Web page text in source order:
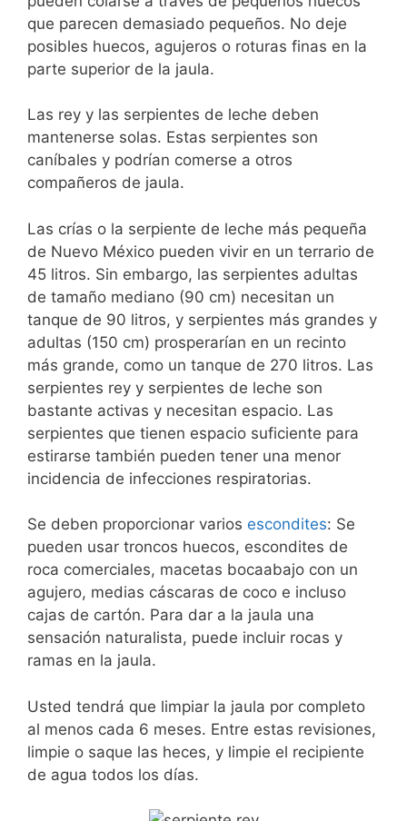
que parecen demasiado pequeños. No deje
posibles huecos, agujeros o roturas finas en la
parte superior de la jaula.
Las rey y las serpientes de leche deben
mantenerse solas. Estas serpientes son
caníbales y podrían comerse a otros
compañeros de jaula.
Las crías o la serpiente de leche más pequeña
de Nuevo México pueden vivir en un terrario de
45 litros. Sin embargo, las serpientes adultas
de tamaño mediano (90 cm) necesitan un
tanque de 90 litros, y serpientes más grandes y
adultas (150 cm) prosperarían en un recinto
más grande, como un tanque de 270 litros. Las
serpientes rey y serpientes de leche son
bastante activas y necesitan espacio. Las
serpientes que tienen espacio suficiente para
estirarse también pueden tener una menor
incidencia de infecciones respiratorias.
Se deben proporcionar varios escondites: Se
pueden usar troncos huecos, escondites de
roca comerciales, macetas bocaabajo con un
agujero, medias cáscaras de coco e incluso
cajas de cartón. Para dar a la jaula una
sensación naturalista, puede incluir rocas y
ramas en la jaula.
Usted tendrá que limpiar la jaula por completo
al menos cada 6 meses. Entre estas revisiones,
limpie o saque las heces, y limpie el recipiente
de agua todos los días.